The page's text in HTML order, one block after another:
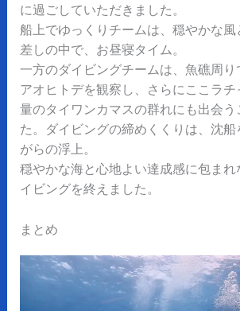
に過ごしていただきました。
船上でゆっくりチームは、穏やかな風
差しの中で、お昼寝タイム。
一方のダイビングチームは、魚礁周
アオヒトデを観察し、さらにここラ
量のタイワンカマスの群れにも出会う
た。ダイビングの締めくくりは、沈
がらの浮上。
穏やかな海と心地よい達成感に包まれ
イビングを終えました。
まとめ